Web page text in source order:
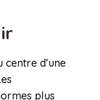
centre d’une
plus